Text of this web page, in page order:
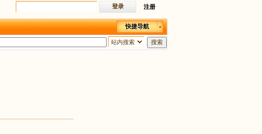
登录 注册
快捷导航
搜索